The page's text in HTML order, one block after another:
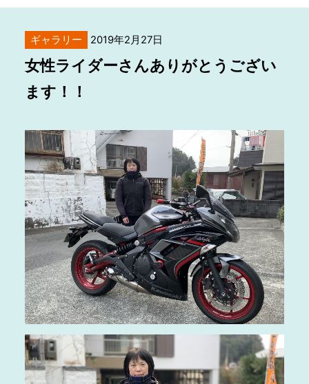
ギャラリー 2019年2月27日
女性ライダーさんありがとうござい
ます！！